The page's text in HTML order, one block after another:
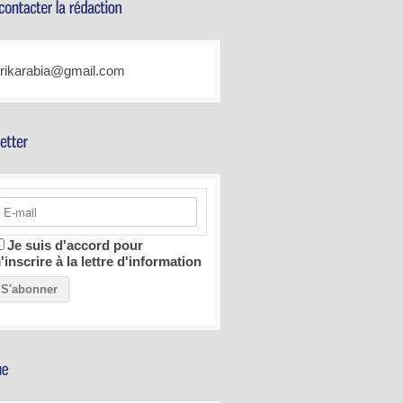
Je suis d'accord pour
à la lettre d'information